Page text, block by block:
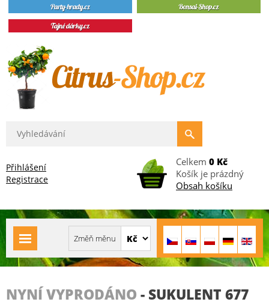
Přihlášení
Registrace
Celkem 0 Kč
Košík je prázdný
Obsah košíku
NYNÍ VYPRODÁNO - SUKULENT 677